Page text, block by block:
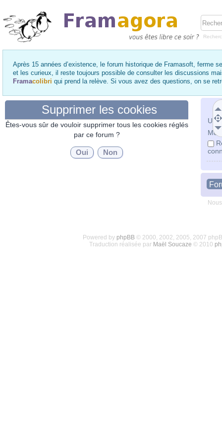
Après 15 années d’existence, le forum historique de Framasoft, ferme
et les curieux, il reste toujours possible de consulter les discussions
Framacolibri qui prend la relève. Si vous avez des questions, on se
Mot
Supprimer les cookies
Êtes-vous sûr de vouloir supprimer tous les cookies réglés
par ce forum ?
Powered by phpBB© 2000, 2002, 2005, 2007
Traduction réalisée par Maël Soucaze © 2010